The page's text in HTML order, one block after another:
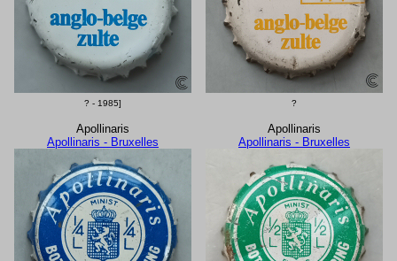
? - 1985] ?
Apollinaris
Apollinaris - Bruxelles
Apollinaris
Apollinaris - Bruxelles